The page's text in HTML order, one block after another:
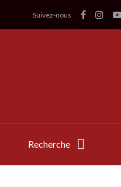
Suivez-nous
Recherche